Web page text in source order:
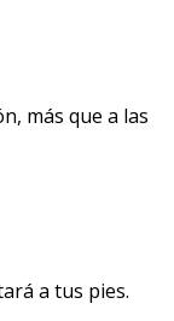
más que a las
a tus pies.